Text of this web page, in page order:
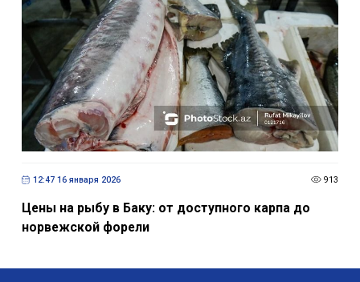
12:47 16 января 2026 913
Цены на рыбу в Баку: от доступного карпа до
норвежской форели